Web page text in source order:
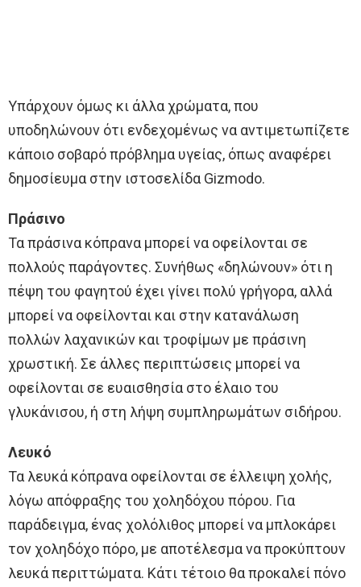
Υπάρχουν όμως κι άλλα χρώματα, που
υποδηλώνουν ότι ενδεχομένως να αντιμετωπίζετε
κάποιο σοβαρό πρόβλημα υγείας, όπως αναφέρει
δημοσίευμα στην ιστοσελίδα Gizmodo.
Πράσινο
Τα πράσινα κόπρανα μπορεί να οφείλονται σε
πολλούς παράγοντες. Συνήθως «δηλώνουν» ότι η
πέψη του φαγητού έχει γίνει πολύ γρήγορα, αλλά
μπορεί να οφείλονται και στην κατανάλωση
πολλών λαχανικών και τροφίμων με πράσινη
χρωστική. Σε άλλες περιπτώσεις μπορεί να
οφείλονται σε ευαισθησία στο έλαιο του
γλυκάνισου, ή στη λήψη συμπληρωμάτων σιδήρου.
Λευκό
Τα λευκά κόπρανα οφείλονται σε έλλειψη χολής,
λόγω απόφραξης του χοληδόχου πόρου. Για
παράδειγμα, ένας χολόλιθος μπορεί να μπλοκάρει
τον χοληδόχο πόρο, με αποτέλεσμα να προκύπτουν
λευκά περιττώματα. Κάτι τέτοιο θα προκαλεί πόνο